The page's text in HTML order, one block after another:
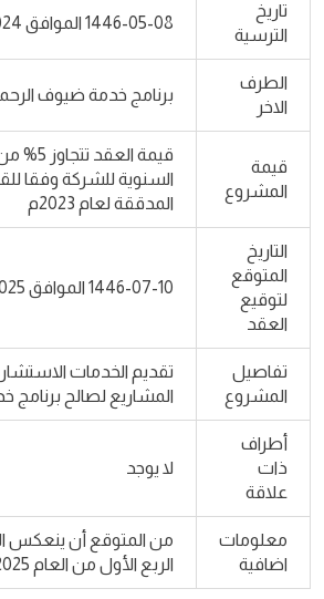
تاريخ
الترسية
1446-05-08 الموافق 2024-11-10
الطرف
الاخر
برنامج خدمة ضيوف
قيمة
المشروع
قيمة
السنوية للشركة وفقا
المدققة لعام 2023م
التاريخ
المتوقع
لتوقيع
العقد
1446-07-10 الموافق 2025-01-10
تفاصيل
المشروع
تقديم الخدمات
المشاريع لصالح
أطراف
ذات
علاقة
لا يوجد
معلومات
اضافية
من المتوقع أن ينعكس
الربع الأول من العام 2025